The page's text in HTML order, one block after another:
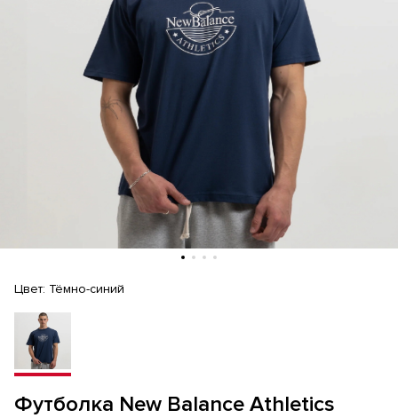
Футболка New Balance Athletics
Цвет: Тёмно-синий